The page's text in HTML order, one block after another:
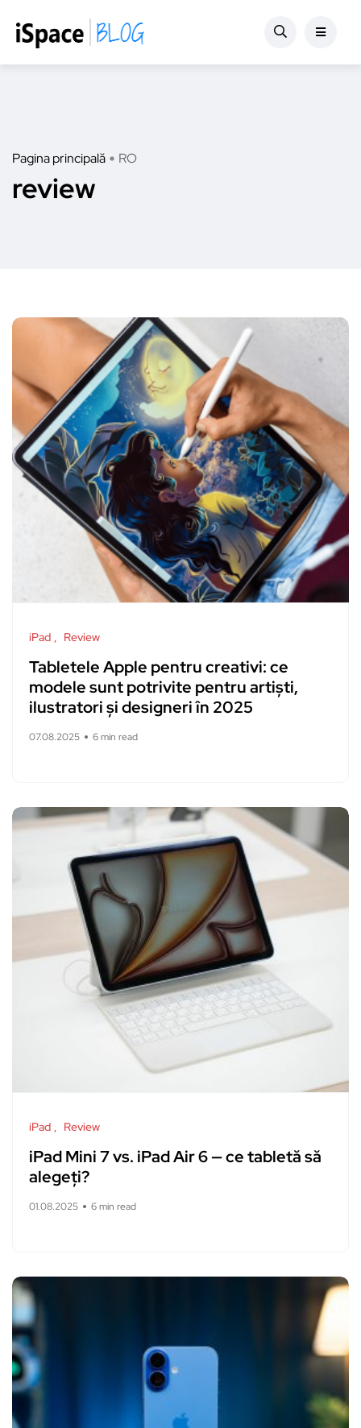
Pagina principală RO
review
iPad Review
Tabletele Apple pentru creativi: ce
modele sunt potrivite pentru artiști,
ilustratori și designeri în 2025
07.08.2025 6 min read
iPad Review
iPad Mini 7 vs. iPad Air 6 — ce tabletă să
alegeți?
01.08.2025 6 min read